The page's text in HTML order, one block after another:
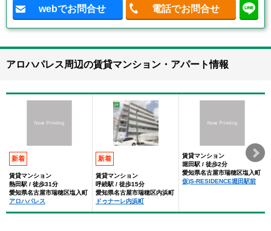
webでお問合せ 電話でお問合せ
アロハパレス周辺の賃貸マンション・アパート情報
新着
賃貸マンション
熱田駅 / 徒歩31分
愛知県名古屋市瑞穂区塩入町
アロハパレス
新着
賃貸マンション
呼続駅 / 徒歩15分
愛知県名古屋市瑞穂区内浜町
ドゥナーレ内浜町
賃貸マンション
堀田駅 / 徒歩2分
愛知県名古屋市瑞穂区塩入町
仮)S-RESIDENCE堀田駅前